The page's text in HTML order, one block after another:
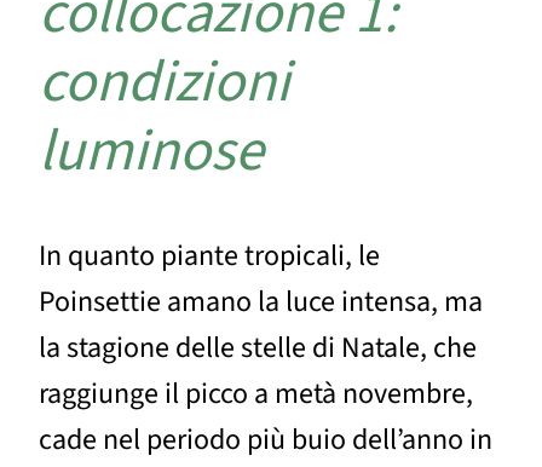
condizioni
luminose
In quanto piante tropicali, le
Poinsettie amano la luce intensa, ma
la stagione delle stelle di Natale, che
raggiunge il picco a metà novembre,
cade nel periodo più buio dell’anno in